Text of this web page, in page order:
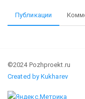
Публикации
©2024 Pozhproekt.ru
Created by Kukharev